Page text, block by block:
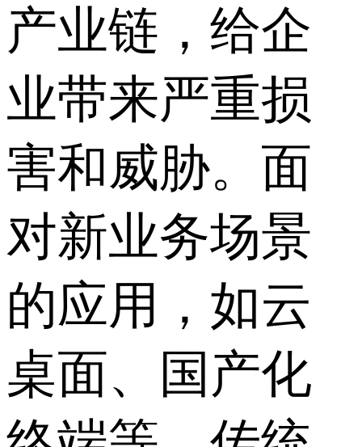
产业链，给企
业带来严重损
害和威胁。面
对新业务场景
的应用，如云
桌面、国产化